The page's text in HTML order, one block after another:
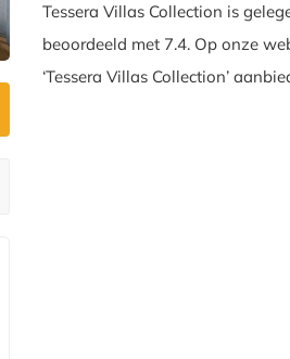
Tessera Villas Collection is
beoordeeld met 7.4. Op onze
‘Tessera Villas Collection’